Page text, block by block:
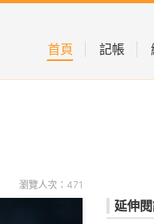
首頁 記帳
瀏覽人次：471
延伸